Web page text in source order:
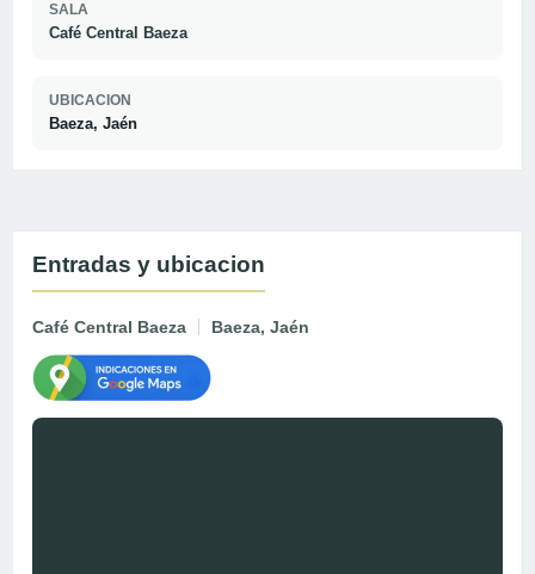
SALA
Café Central Baeza
UBICACION
Baeza, Jaén
Entradas y ubicacion
Café Central Baeza Baeza, Jaén